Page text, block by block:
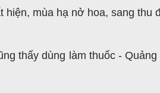
hiện, mùa hạ nở hoa, sang thu
thấy dùng làm thuốc -